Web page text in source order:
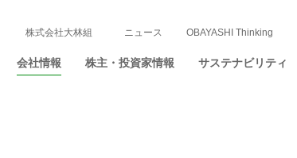
会社情報 株主・投資家情報 サステナビリティ
株式会社大林組 ニュース OBAYASHI Thinking